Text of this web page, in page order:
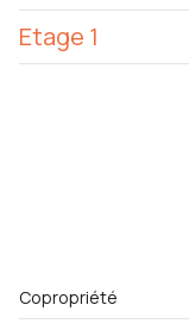
chambre
balcon
Etage 1
Copropriété